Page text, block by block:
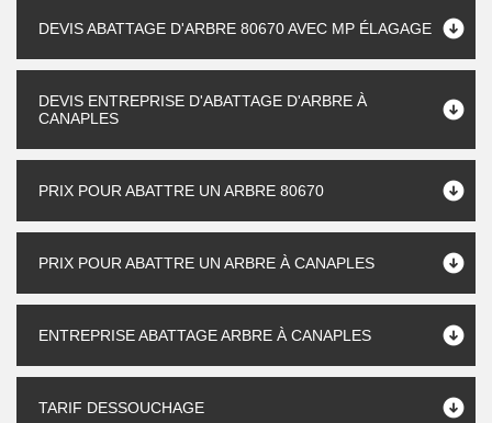
DEVIS ABATTAGE D'ARBRE 80670 AVEC MP ÉLAGAGE
DEVIS ENTREPRISE D'ABATTAGE D'ARBRE À
CANAPLES
PRIX POUR ABATTRE UN ARBRE 80670
PRIX POUR ABATTRE UN ARBRE À CANAPLES
ENTREPRISE ABATTAGE ARBRE À CANAPLES
TARIF DESSOUCHAGE